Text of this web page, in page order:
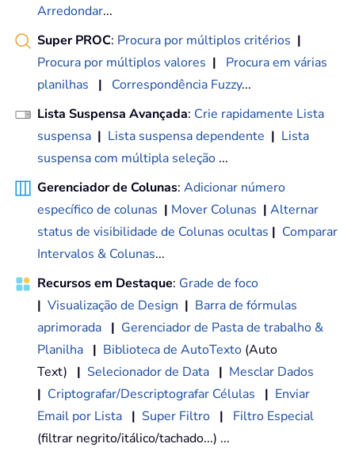
Arredondar...
Super PROC: Procura por múltiplos critérios |
Procura por múltiplos valores |
Procura em várias
planilhas
| Correspondência Fuzzy...
Lista Suspensa Avançada: Crie rapidamente Lista
suspensa | Lista suspensa dependente | Lista
suspensa com múltipla seleção ...
Gerenciador de Colunas: Adicionar número
específico de colunas | Mover Colunas | Alternar
status de visibilidade de Colunas ocultas | Comparar
Intervalos & Colunas...
Recursos em Destaque: Grade de foco
| Visualização de Design | Barra de fórmulas
aprimorada | Gerenciador de Pasta de trabalho &
Planilha | Biblioteca de AutoTexto (Auto
Text) | Selecionador de Data | Mesclar Dados
| Criptografar/Descriptografar Células | Enviar
Email por Lista | Super Filtro |
Filtro Especial
(filtrar negrito/itálico/tachado...) ...